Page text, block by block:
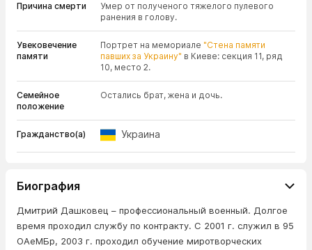
Причина смерти
Умер от полученого тяжелого пулевого
ранения в голову.
Увековечение
памяти
Портрет на мемориале "Стена памяти
павших за Украину" в Киеве: секция 11, ряд
10, место 2.
Семейное
положение
Остались брат, жена и дочь.
Гражданство(а) Украина
Биография
Дмитрий Дашковец – профессиональный военный. Долгое
время проходил службу по контракту. С 2001 г. служил в 95
ОАеМБр, 2003 г. проходил обучение миротворческих